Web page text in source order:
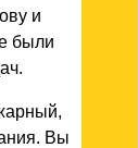
и
были
Вы